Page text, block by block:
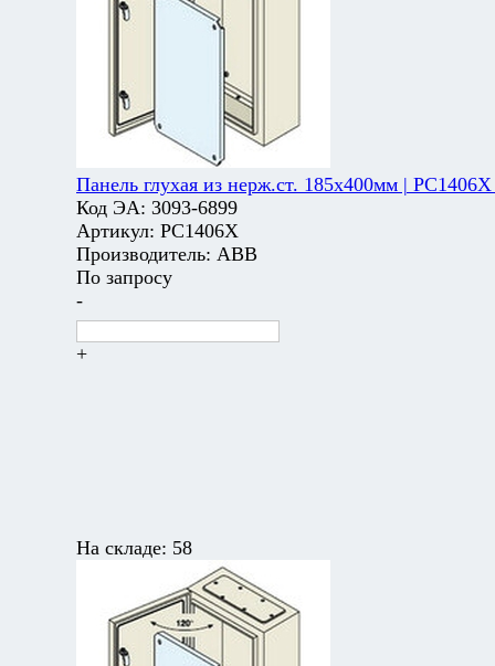
Панель глухая из нерж.ст. 185х400мм |
Код ЭА: 3093-6899
Артикул: PC1406X
Производитель: ABB
По запросу
-
+
На складе: 58